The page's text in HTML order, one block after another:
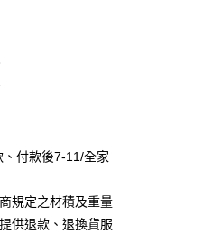
銀行
業銀行
業銀行
、付款後7-11/全家
規定之材積及重量
供退款、退換貨服